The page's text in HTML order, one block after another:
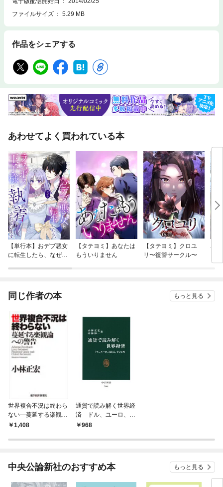
ファイルサイズ
5.29 MB
作品をシェアする
あわせてよく買われている本
【単行本】おデブ悪女
に転生したら、なぜか
【タテヨミ】あなたは
もういりません
【タテヨミ】クロユ
リ〜復讐サークル〜
バ
今
同じ作者の本 もっと見る
世界複合不況は終わら
ない―蔓延する楽観論
への警告
1,408
通貨で読み解く世界経
済 ドル、ユーロ、人
民元、そして円
968
中央公論新社のおすすめ本 もっと見る